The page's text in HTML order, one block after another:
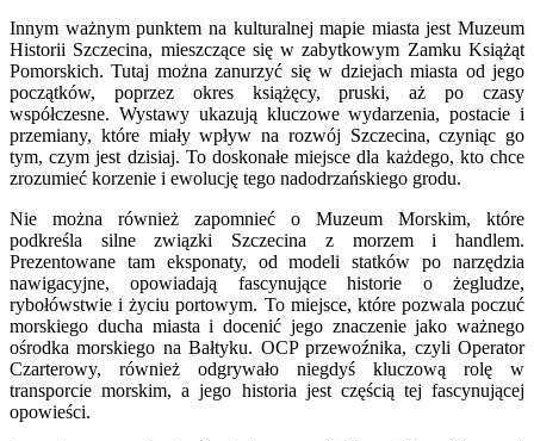
Innym ważnym punktem na kulturalnej mapie miasta jest Muzeum
Historii Szczecina, mieszczące się w zabytkowym Zamku Książąt
Pomorskich. Tutaj można zanurzyć się w dziejach miasta od jego
początków, poprzez okres książęcy, pruski, aż po czasy
współczesne. Wystawy ukazują kluczowe wydarzenia, postacie i
przemiany, które miały wpływ na rozwój Szczecina, czyniąc go
tym, czym jest dzisiaj. To doskonałe miejsce dla każdego, kto chce
zrozumieć korzenie i ewolucję tego nadodrzańskiego grodu.
Nie można również zapomnieć o Muzeum Morskim, które
podkreśla silne związki Szczecina z morzem i handlem.
Prezentowane tam eksponaty, od modeli statków po narzędzia
nawigacyjne, opowiadają fascynujące historie o żegludze,
rybołówstwie i życiu portowym. To miejsce, które pozwala poczuć
morskiego ducha miasta i docenić jego znaczenie jako ważnego
ośrodka morskiego na Bałtyku. OCP przewoźnika, czyli Operator
Czarterowy, również odgrywało niegdyś kluczową rolę w
transporcie morskim, a jego historia jest częścią tej fascynującej
opowieści.